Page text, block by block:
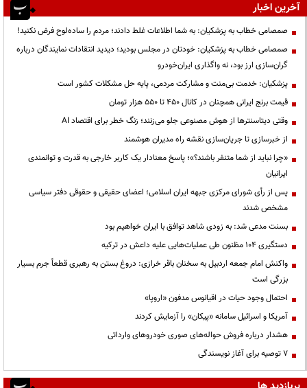
آخرین اخبار
صمصامی خطاب به پزشکیان: به شما اطلاعات غلط دادند؛ مردم را ساده‌لوح فرض نکنید!
صمصامی خطاب به پزشکیان: خودتان در مجلس بودید؛ دیدید انتقادات نمایندگان درباره
گران‌سازی ارز بود، نه واگذاری ایران‌خودرو
پزشکیان: خدمت بی‌منت و مشارکت مردمی، پایه حل مشکلات کشور است
قیمت‌ برنج ایرانی همچنان در کانال ۴۵۰ تا ۵۵۰ هزار تومان
وقتی دیتاسنترها از هوش مصنوعی جلو می‌زنند؛ زنگ خطر برای اقتصاد AI
از خبرسازی تا جریان‌سازی نقشه راه مدیران هوشمند
«چرا نباید از شما متنفر باشند؟»؛ پاسخ معنادار یک کاربر خارجی به قدرت و توانمندی
ایرانیان
پس از رأی شورای مرکزی جبهه ایران اسلامی؛ اعضای حقیقی و حقوقی دفتر سیاسی
مشخص شدند
بسنت مدعی شد: به زودی شاهد توافق با ایران خواهیم بود
دستگیری ۱۰۴ مظنون طی عملیات‌هایی علیه داعش در ترکیه
واکنش امام جمعه اردبیل به سخنان باقر خرازی: دروغ بستن به رهبری قطعاً جرم بسیار
بزرگی است
احتمال وجود حیات در اقیانوس مدفون «اروپا»
آمریکا و اسرائیل سامانه «پیکان» را آزمایش کردند
هشدار درباره فروش حواله‌های صوری خودروهای وارداتی
۷ توصیه برای آغاز نویسندگی